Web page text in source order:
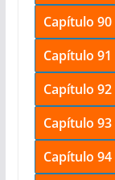
Capítulo 90
Capítulo 91
Capítulo 92
Capítulo 93
Capítulo 94